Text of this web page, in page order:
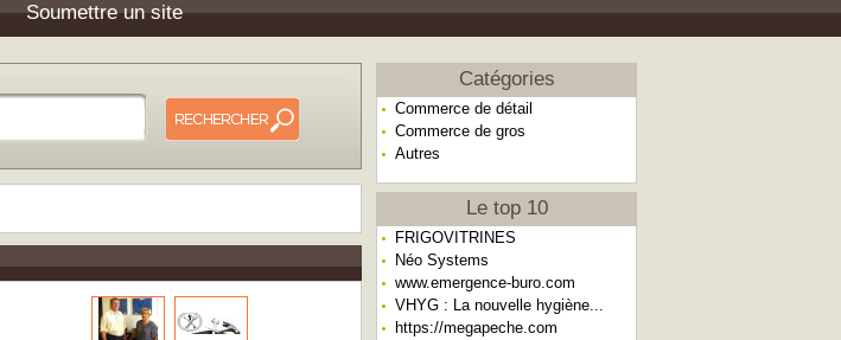
Soumettre un site
Catégories
Commerce de détail
Commerce de gros
Autres
Le top 10
FRIGOVITRINES
Néo Systems
www.emergence-buro.com
VHYG : La nouvelle hygiène...
https://megapeche.com